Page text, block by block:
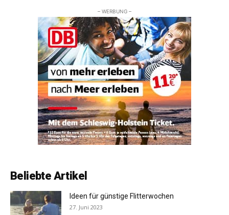
– WERBUNG –
Beliebte Artikel
Ideen für günstige Flitterwochen
27. Juni 2023